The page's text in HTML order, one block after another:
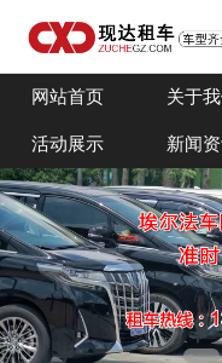
网站首页 关于
活动展示 新闻